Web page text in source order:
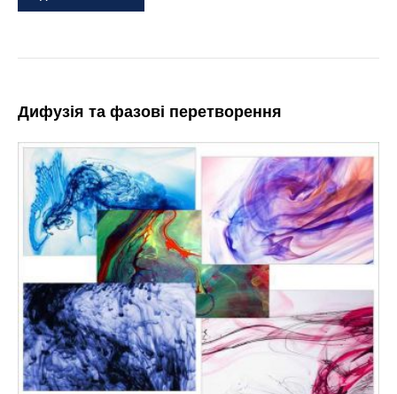
Дифузія та фазові перетворення